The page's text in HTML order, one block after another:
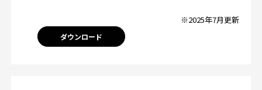
※2025年7月更新
ダウンロード